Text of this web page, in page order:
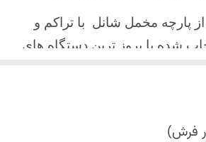
پارچه مخمل شانل با تراکم و
چاپ شده با بروز ترین دستگاه های
با کش باکیفیت دوخته‌شده
فرش)